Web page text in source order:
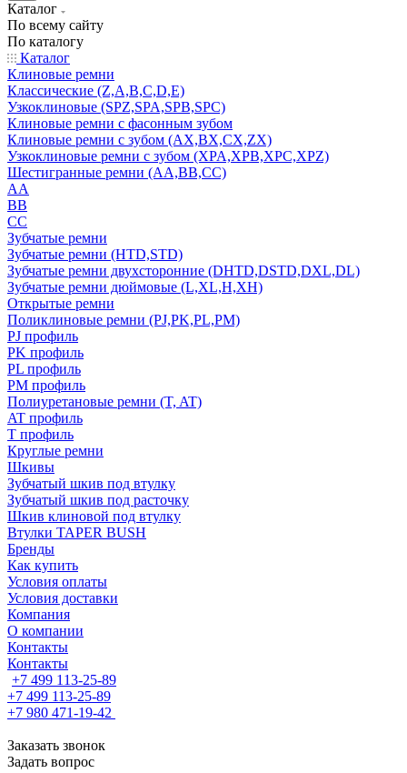
Каталог
По всему сайту
По каталогу
Каталог
Клиновые ремни
Классические (Z,A,B,C,D,E)
Узкоклиновые (SPZ,SPA,SPB,SPC)
Клиновые ремни с фасонным зубом
Клиновые ремни с зубом (AX,BX,CX,ZX)
Узкоклиновые ремни с зубом (XPA,XPB,XPC,XPZ)
Шестигранные ремни (AA,BB,CC)
AA
BB
CC
Зубчатые ремни
Зубчатые ремни (HTD,STD)
Зубчатые ремни двухсторонние (DHTD,DSTD,DXL,DL)
Зубчатые ремни дюймовые (L,XL,H,XH)
Открытые ремни
Поликлиновые ремни (PJ,PK,PL,PM)
PJ профиль
PK профиль
PL профиль
PM профиль
Полиуретановые ремни (T, AT)
AT профиль
T профиль
Круглые ремни
Шкивы
Зубчатый шкив под втулку
Зубчатый шкив под расточку
Шкив клиновой под втулку
Втулки TAPER BUSH
Бренды
Как купить
Условия оплаты
Условия доставки
Компания
О компании
Контакты
Контакты
+7 499 113-25-89
+7 499 113-25-89
+7 980 471-19-42
Заказать звонок
Задать вопрос